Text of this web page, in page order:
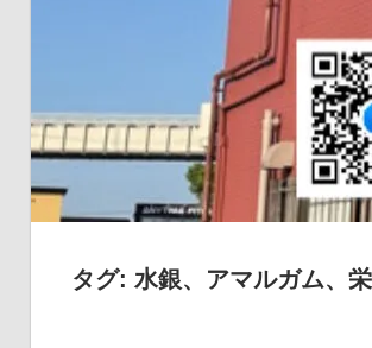
ブ
ロ
タグ: 水銀、アマルガム、